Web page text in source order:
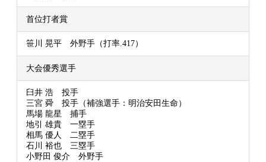
首位打者賞
笹川 晃平 外野手（打率.417）
大会優秀選手
臼井 浩 投手
三宮 舜 投手（補強選手：明治安田生命）
馬場 龍星 捕手
地引 雄貴 一塁手
相馬 優人 二塁手
石川 裕也 三塁手
小野田 俊介 外野手